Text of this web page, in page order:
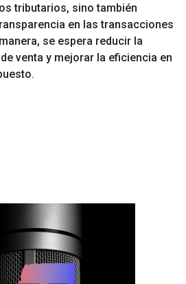
tributarios, sino también
en las transacciones
se espera reducir la
venta y mejorar la eficiencia en